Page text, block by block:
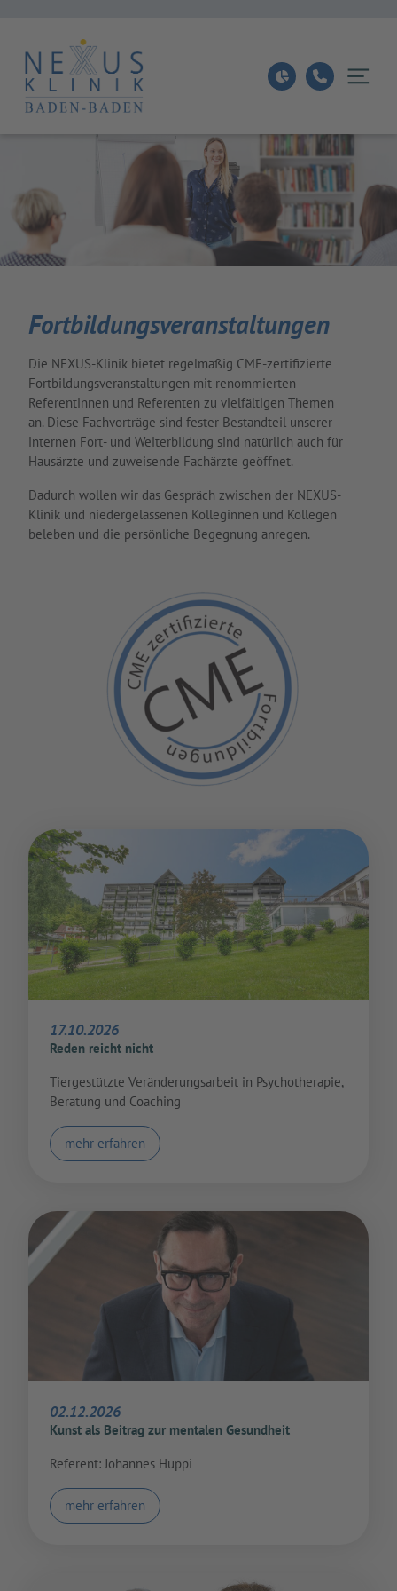
Fortbildungsveranstaltungen
Die NEXUS-Klinik bietet regelmäßig CME-zertifizierte
Fortbildungsveranstaltungen mit renommierten
Referentinnen und Referenten zu vielfältigen Themen
an. Diese Fachvorträge sind fester Bestandteil unserer
internen Fort- und Weiterbildung sind natürlich auch für
Hausärzte und zuweisende Fachärzte geöffnet.
Dadurch wollen wir das Gespräch zwischen der NEXUS-
Klinik und niedergelassenen Kolleginnen und Kollegen
beleben und die persönliche Begegnung anregen.
17.10.2026
Reden reicht nicht
Tiergestützte Veränderungsarbeit in Psychotherapie,
Beratung und Coaching
mehr erfahren
02.12.2026
Kunst als Beitrag zur mentalen Gesundheit
Referent: Johannes Hüppi
mehr erfahren